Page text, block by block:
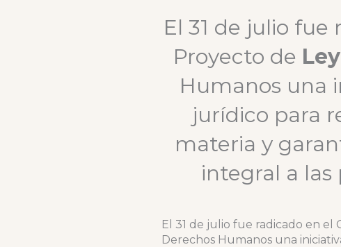
El 31 de julio fue
Proyecto de
Humanos una
jurídico para
materia y
integral a las
El 31 de julio fue radicado en
Derechos Humanos una